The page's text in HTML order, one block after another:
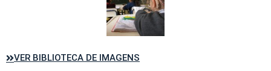
VER BIBLIOTECA DE IMAGENS